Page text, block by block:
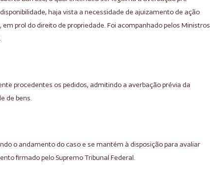
haja vista a necessidade de ajuizamento de ação
prol do direito de propriedade. Foi acompanhado pelos Ministros
procedentes os pedidos, admitindo a averbação prévia da
de bens.
o andamento do caso e se mantém à disposição para avaliar
firmado pelo Supremo Tribunal Federal.